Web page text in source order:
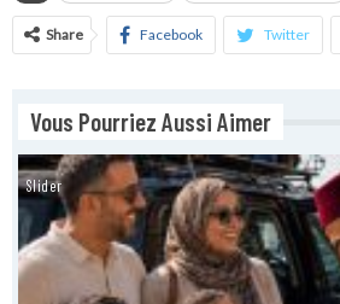
Share Facebook Twitter
Vous Pourriez Aussi Aimer
Slider